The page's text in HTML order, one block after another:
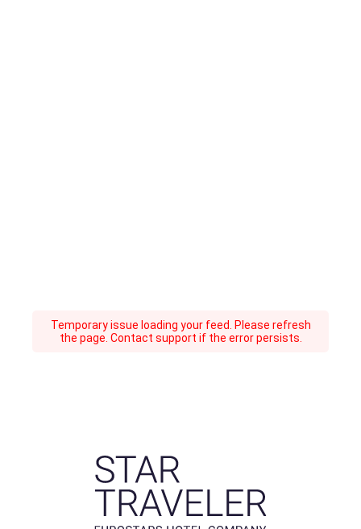
Temporary issue loading your feed. Please refresh
the page. Contact support if the error persists.